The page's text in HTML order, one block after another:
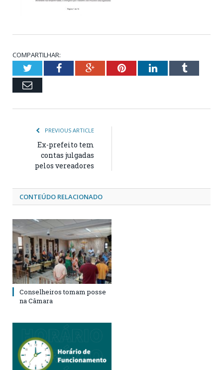
COMPARTILHAR:
TwitterFacebookGoogle+PinterestLinkedInTumblr
Email
PREVIOUS ARTICLE
Ex-prefeito tem
contas julgadas
pelos vereadores
CONTEÚDO RELACIONADO
Conselheiros tomam posse
na Câmara